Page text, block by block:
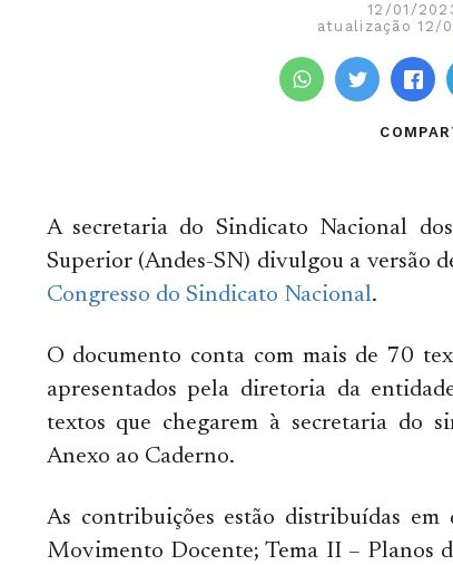
12/01/
atualização 12/
A secretaria do Sindicato Nacional
Superior (Andes-SN) divulgou a versão
Congresso do Sindicato Nacional.
O documento conta com mais de 70
apresentados pela diretoria da
textos que chegarem à secretaria do
Anexo ao Caderno.
As contribuições estão distribuídas
Movimento Docente; Tema II – Planos